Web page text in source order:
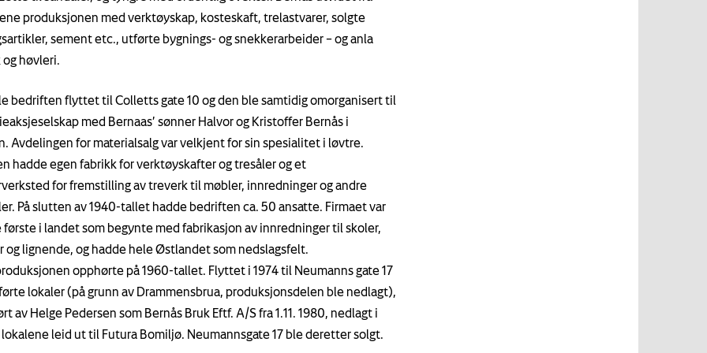
produksjonen med verktøyskap, kosteskaft, trelastvarer, solgte
sement etc., utførte bygnings- og snekkerarbeider – og anla
og høvleri.
bedriften flyttet til Colletts gate 10 og den ble samtidig omorganisert til
med Bernaas’ sønner Halvor og Kristoffer Bernås i
Avdelingen for materialsalg var velkjent for sin spesialitet i løvtre.
hadde egen fabrikk for verktøyskafter og tresåler og et
for fremstilling av treverk til møbler, innredninger og andre
På slutten av 1940-tallet hadde bedriften ca. 50 ansatte. Firmaet var
første i landet som begynte med fabrikasjon av innredninger til skoler,
og lignende, og hadde hele Østlandet som nedslagsfelt.
opphørte på 1960-tallet. Flyttet i 1974 til Neumanns gate 17
lokaler (på grunn av Drammensbrua, produksjonsdelen ble nedlagt),
av Helge Pedersen som Bernås Bruk Eftf. A/S fra 1.11. 1980, nedlagt i
lokalene leid ut til Futura Bomiljø. Neumannsgate 17 ble deretter solgt.